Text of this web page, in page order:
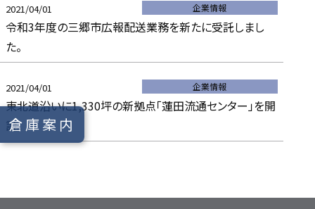
2021/04/01 企業情報
令和3年度の三郷市広報配送業務を新たに受託しまし
た。
2021/04/01 企業情報
東北道沿いに1,330坪の新拠点「蓮田流通センター」を開
設。
倉庫案内